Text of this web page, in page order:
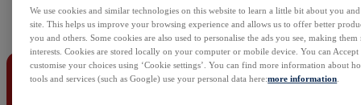
Kontakt
We use cookies and similar technologies on this website to learn a little bit about you
site. This helps us improve your browsing experience and allows us to offer better
you and others. Some cookies are also used to personalise the ads you see, making
interests. Cookies are stored locally on your computer or mobile device. You can
customise your choices using ‘Cookie settings’. You can find more information about
tools and services (such as Google) use your personal data here:more information.